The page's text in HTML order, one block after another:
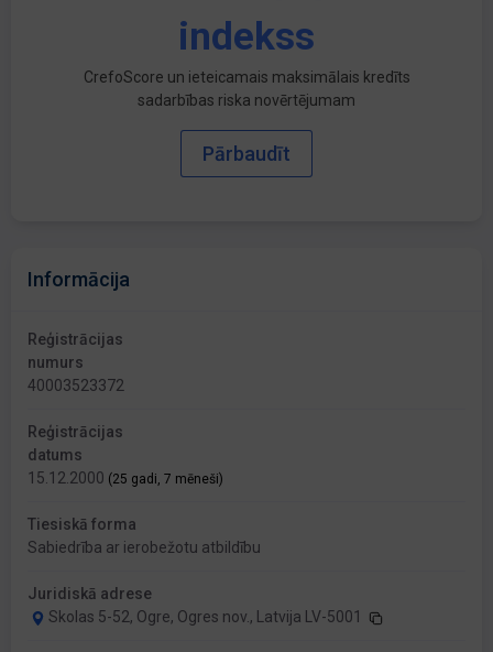
indekss
CrefoScore un ieteicamais maksimālais kredīts
sadarbības riska novērtējumam
Pārbaudīt
Informācija
Reģistrācijas
numurs
40003523372
Reģistrācijas
datums
15.12.2000 (25 gadi, 7 mēneši)
Tiesiskā forma
Sabiedrība ar ierobežotu atbildību
Juridiskā adrese
Skolas 5-52, Ogre, Ogres nov., Latvija LV-5001